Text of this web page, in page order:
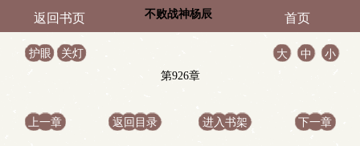
返回书页 不败战神杨辰 首页
护眼 关灯 大 中
小
第926章
上一章 返回目录 进入书架 下一章